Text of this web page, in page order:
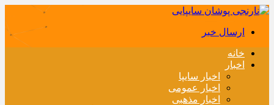
ارسال خبر
خانه
اخبار
اخبار سایپا
اخبار عمومی
اخبار مذهبی